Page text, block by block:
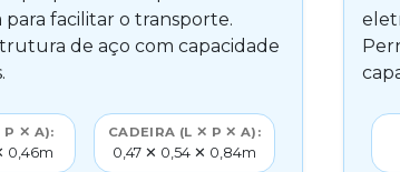
para facilitar o transporte.
de aço com capacidade
P ✕ A):
0,46m
CADEIRA (L ✕ P ✕ A):
0,47 ✕ 0,54 ✕ 0,84m